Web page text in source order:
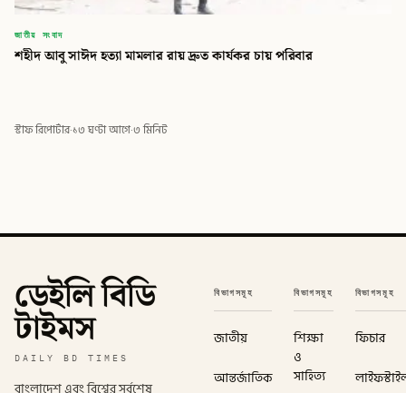
জাতীয় সংবাদ
শহীদ আবু সাঈদ হত্যা মামলার রায় দ্রুত কার্যকর চায় পরিবার
স্টাফ রিপোর্টার·১৩ ঘণ্টা আগে·৩ মিনিট
ডেইলি বিডি
টাইমস
DAILY BD TIMES
বিভাগসমূহ
জাতীয়
আন্তর্জাতিক
বিভাগসমূহ
শিক্ষা
ও
সাহিত্য
বিভাগসমূহ
ফিচার